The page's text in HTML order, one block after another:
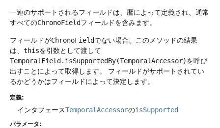
一連のサポートされるフィールドは、暦によって定義され、通常
すべてのChronoFieldフィールドを含みます。
フィールドがChronoFieldでない場合、このメソッドの結果
は、 thisを引数として渡して
TemporalField.isSupportedBy(TemporalAccessor)を呼び
出すことによって取得します。
フィールドがサポートされてい
るかどうかはフィールドによって決定します。
定義:
インタフェースTemporalAccessorのisSupported
パラメータ: